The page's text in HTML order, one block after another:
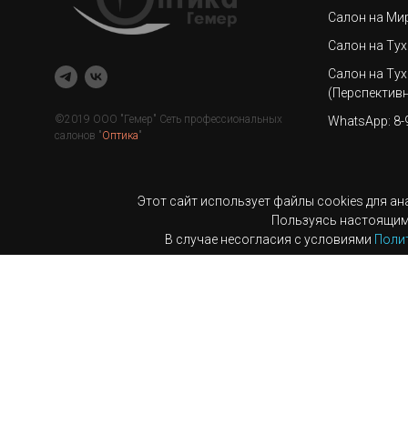
©2019 ООО "Гемер" Сеть профессиональных
салонов "Оптика"
Салон на
Салон на
Салон на
WhatsApp:
Этот сайт использует файлы cookies для
Пользуясь
В случае несогласия с условиями